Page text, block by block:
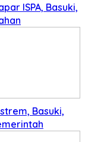
ISPA, Basuki,
Basuki,